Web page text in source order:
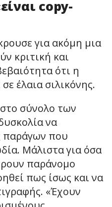
copy-
για ακόμη μια
κριτική και
ότι η
έλαια σιλικόνης.
σύνολο των
να
παράγων που
Μάλιστα για όσα
παράνομο
πως ίσως και να
«Έχουν